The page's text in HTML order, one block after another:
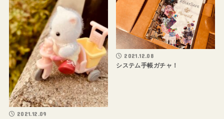
2021.12.09
2021.12.08
システム手帳ガチャ！